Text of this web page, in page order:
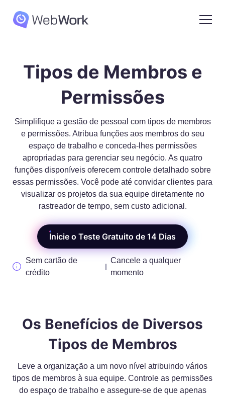
Tipos de Membros e
Permissões
Simplifique a gestão de pessoal com tipos de membros
e permissões. Atribua funções aos membros do seu
espaço de trabalho e conceda-lhes permissões
apropriadas para gerenciar seu negócio. As quatro
funções disponíveis oferecem controle detalhado sobre
essas permissões. Você pode até convidar clientes para
visualizar os projetos da sua equipe diretamente no
rastreador de tempo, sem custo adicional.
Inicie o Teste Gratuito de 14 Dias
Sem cartão de
crédito
Cancele a qualquer
momento
Os Benefícios de Diversos
Tipos de Membros
Leve a organização a um novo nível atribuindo vários
tipos de membros à sua equipe. Controle as permissões
do espaço de trabalho e assegure-se de que apenas